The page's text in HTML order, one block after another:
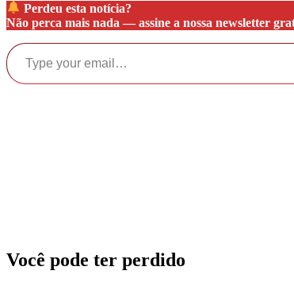
Perdeu esta notícia?
Não perca mais nada — assine a nossa newsletter
Type your email…
Você pode ter perdido